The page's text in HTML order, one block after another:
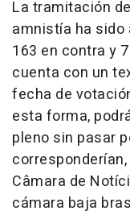
La tramitación
amnistía ha sido
163 en contra y
cuenta con un
fecha de
esta forma,
pleno sin pasar
Câmara de
cámara baja